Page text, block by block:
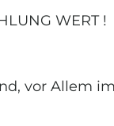
WERT !
vor Allem